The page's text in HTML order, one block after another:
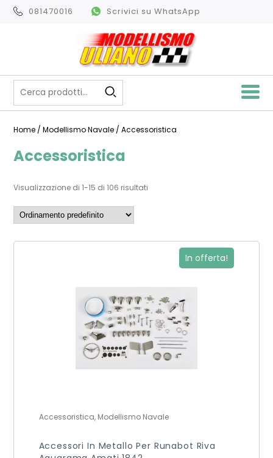
081470016 Scrivici su WhatsApp
Home /Modellismo Navale / Accessoristica
Accessoristica
Visualizzazione di 1-15 di 106 risultati
In offerta!
Accessoristica, Modellismo Navale
Accessori In Metallo Per Runabot Riva